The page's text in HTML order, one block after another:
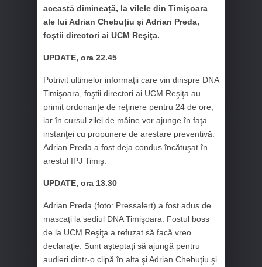
această dimineață, la vilele din Timişoara
ale lui Adrian Chebuțiu şi Adrian Preda,
foştii directori ai UCM Reşiţa.
UPDATE, ora 22.45
Potrivit ultimelor informaţii care vin dinspre DNA
Timişoara, foştii directori ai UCM Reşiţa au
primit ordonanţe de reţinere pentru 24 de ore,
iar în cursul zilei de mâine vor ajunge în faţa
instanţei cu propunere de arestare preventivă.
Adrian Preda a fost deja condus încătuşat în
arestul IPJ Timiş.
UPDATE, ora 13.30
Adrian Preda (foto: Pressalert) a fost adus de
mascaţi la sediul DNA Timişoara. Fostul boss
de la UCM Reşiţa a refuzat să facă vreo
declaraţie. Sunt aşteptaţi să ajungă pentru
audieri dintr-o clipă în alta şi Adrian Chebuţiu şi